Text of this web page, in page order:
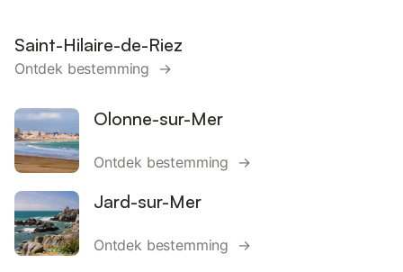
Saint-Hilaire-de-Riez
Ontdek bestemming →
Olonne-sur-Mer
Ontdek bestemming →
Jard-sur-Mer
Ontdek bestemming →